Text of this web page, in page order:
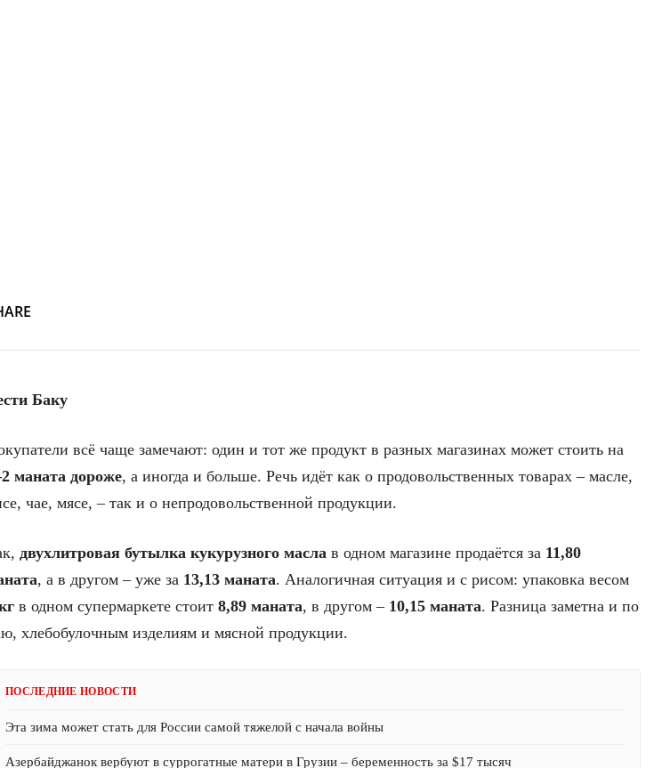
Баку
всё чаще замечают: один и тот же продукт в разных магазинах может стоить на
маната дороже, а иногда и больше. Речь идёт как о продовольственных товарах – масле,
чае, мясе, – так и о непродовольственной продукции.
двухлитровая бутылка кукурузного масла в одном магазине продаётся за 11,80
, а в другом – уже за 13,13 маната. Аналогичная ситуация и с рисом: упаковка весом
в одном супермаркете стоит 8,89 маната, в другом – 10,15 маната. Разница заметна и по
хлебобулочным изделиям и мясной продукции.
ПОСЛЕДНИЕ НОВОСТИ
Эта зима может стать для России самой тяжелой с начала войны
Азербайджанок вербуют в суррогатные матери в Грузии – беременность за $17 тысяч